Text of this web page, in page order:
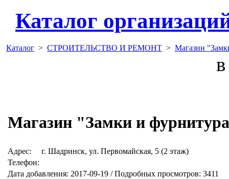
Каталог
Каталог > СТРОИТЕЛЬСТВО И РЕМОНТ > Магазин
Магазин "Замки и
Адрес:
г. Шадринск, ул. Первомайская, 5 (2 этаж)
Телефон:
Дата добавления: 2017-09-19 / Подробных просмотров: 3411